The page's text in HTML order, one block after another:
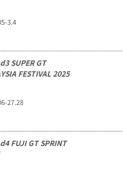
3.4
SUPER GT
FESTIVAL 2025
27.28
FUJI GT SPRINT